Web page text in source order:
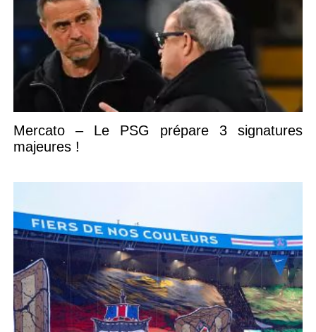
Mercato – Le PSG prépare 3 signatures
majeures !